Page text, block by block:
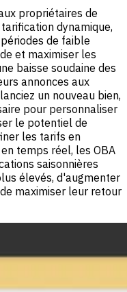
propriétaires de
dynamique,
de faible
et maximiser les
baisse soudaine des
annonces aux
un nouveau bien,
pour personnaliser
le potentiel de
les tarifs en
temps réel, les OBA
saisonnières
élevés, d'augmenter
maximiser leur retour